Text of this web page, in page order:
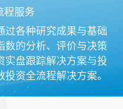
程服务
过各种研究成果与基础
数的分析、评价与决策
实盘跟踪解决方案与投
资全流程解决方案。